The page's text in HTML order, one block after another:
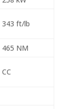
343 ft/lb
465 NM
CC